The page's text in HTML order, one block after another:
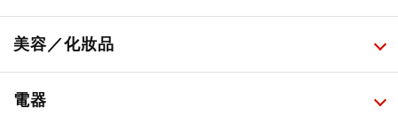
所有
甜點・菓子
美容／化妝品
所有
電器